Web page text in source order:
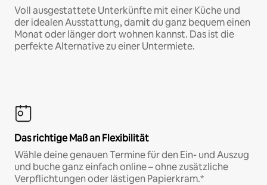
Voll ausgestattete Unterkünfte mit einer Küche und
der idealen Ausstattung, damit du ganz bequem einen
Monat oder länger dort wohnen kannst. Das ist die
perfekte Alternative zu einer Untermiete.
Das richtige Maß an Flexibilität
Wähle deine genauen Termine für den Ein- und Auszug
und buche ganz einfach online – ohne zusätzliche
Verpflichtungen oder lästigen Papierkram.*